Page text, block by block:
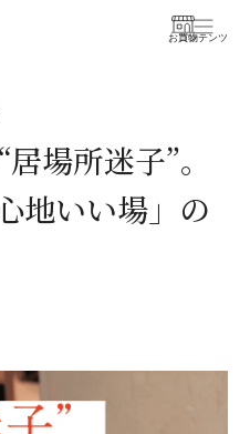
お買物
コンテンツ
場所迷子”。
地いい場」の